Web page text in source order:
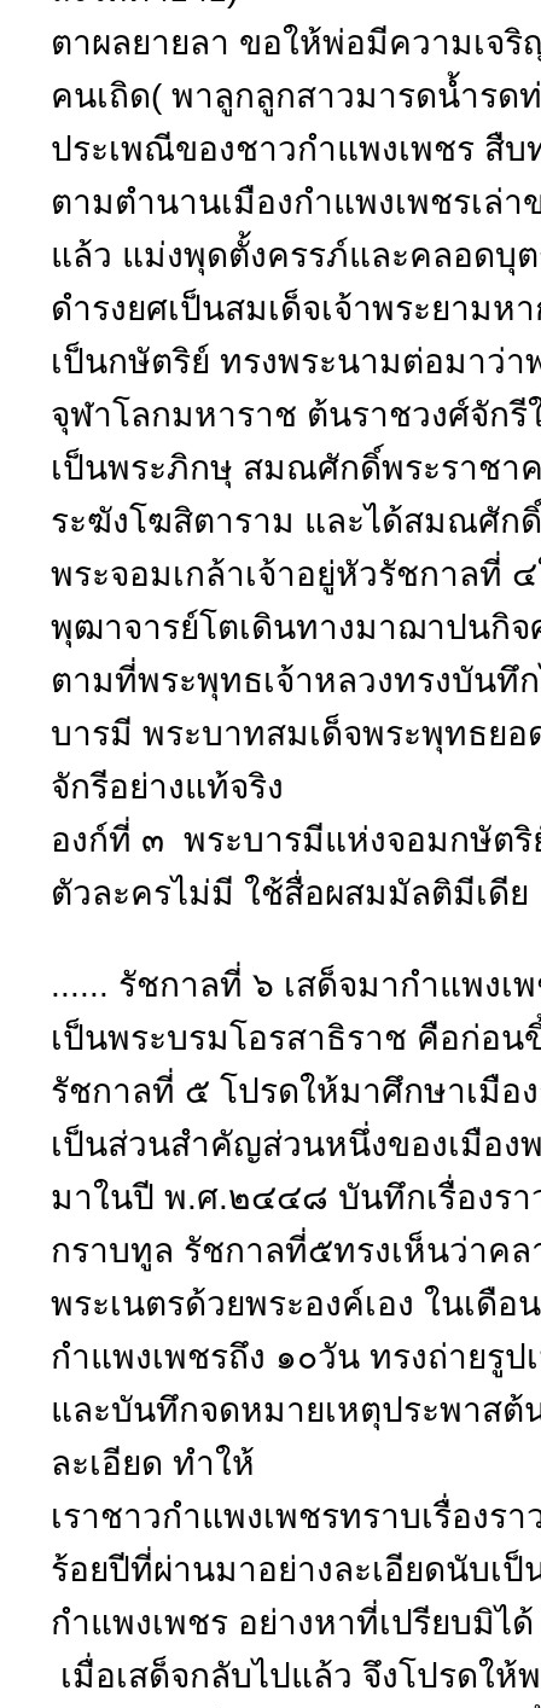
ตาผลยายลา ขอให้พ่อมีความเจ
คนเถิด( พาลูกลูกสาวมารดน้ำรด
ประเพณีของชาวกำแพงเพชร สื
ตามตำนานเมืองกำแพงเพชรเล่
แล้ว แม่งพุดตั้งครรภ์และคลอดบุ
ดำรงยศเป็นสมเด็จเจ้าพระยาม
เป็นกษัตริย์ ทรงพระนามต่อมาว่
จุฬาโลกมหาราช ต้นราชวงศ์จัก
เป็นพระภิกษุ สมณศักดิ์พระราชา
ระฆังโฆสิตาราม และได้สมณศัก
พระจอมเกล้าเจ้าอยู่หัวรัชกาลที่
พุฒาจารย์โตเดินทางมาฌาปนกิ
ตามที่พระพุทธเจ้าหลวงทรงบันทึ
บารมี พระบาทสมเด็จพระพุทธย
จักรีอย่างแท้จริง
องก์ที่ ๓ พระบารมีแห่งจอมกษัต
ตัวละครไม่มี ใช้สื่อผสมมัลติมีเดี
...... รัชกาลที่ ๖ เสด็จมากำแพงเ
เป็นพระบรมโอรสาธิราช คือก่อ
รัชกาลที่ ๕ โปรดให้มาศึกษาเมือ
เป็นส่วนสำคัญส่วนหนึ่งของเมือง
มาในปี พ.ศ.๒๔๔๘ บันทึกเรื่องรา
กราบทูล รัชกาลที่๕ทรงเห็นว่าค
พระเนตรด้วยพระองค์เอง ในเ
กำแพงเพชรถึง ๑๐วัน ทรงถ่ายรูป
และบันทึกจดหมายเหตุประพาสต้
ละเอียด ทำให้
เราชาวกำแพงเพชรทราบเรื่องร
ร้อยปีที่ผ่านมาอย่างละเอียดนับ
กำแพงเพชร อย่างหาที่เปรียบมิได้
เมื่อเสด็จกลับไปแล้ว จึงโปรดใ